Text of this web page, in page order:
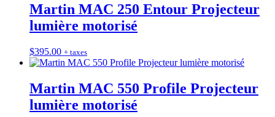
Martin MAC 250 Entour Projecteur
lumière motorisé
$395.00 + taxes
Martin MAC 550 Profile Projecteur
lumière motorisé